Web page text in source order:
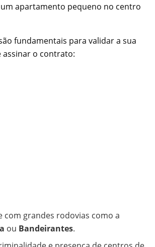
apartamento pequeno no centro
fundamentais para validar a sua
assinar o contrato:
com grandes rodovias como a
ou Bandeirantes.